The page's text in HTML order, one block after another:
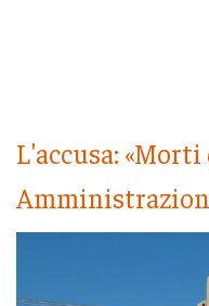
L'accusa: